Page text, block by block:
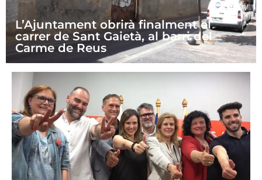
L’Ajuntament obrirà finalment el
carrer de Sant Gaietà, al barri del
Carme de Reus